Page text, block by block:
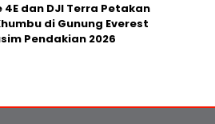
- Indonesia